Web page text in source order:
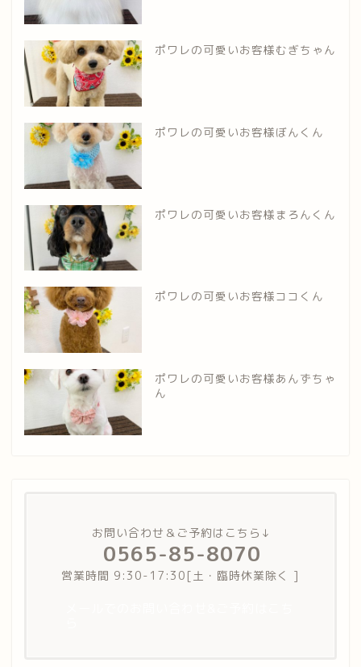
ポワレの可愛いお客様むぎちゃん
ポワレの可愛いお客様ぼんくん
ポワレの可愛いお客様まろんくん
ポワレの可愛いお客様ココくん
ポワレの可愛いお客様あんずちゃ
ん
お問い合わせ＆ご予約はこちら↓
0565-85-8070
営業時間 9:30-17:30[土・臨時休業除く ]